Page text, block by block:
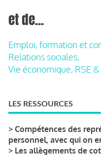
et de...
Emploi, formation et
Relations sociales,
Vie économique, RSE
LES RESSOURCES
> Compétences des
personnel, avec qui on
> Les allègements de